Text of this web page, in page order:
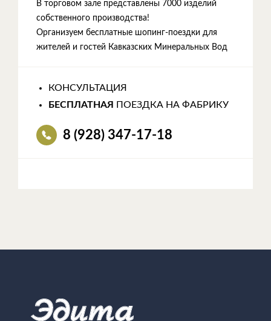
В торговом зале представлены 7000 изделий
собственного производства!
Организуем бесплатные шопинг-поездки для
жителей и гостей Кавказских Минеральных Вод
КОНСУЛЬТАЦИЯ
БЕСПЛАТНАЯ
ПОЕЗДКА НА ФАБРИКУ
8 (928) 347-17-18